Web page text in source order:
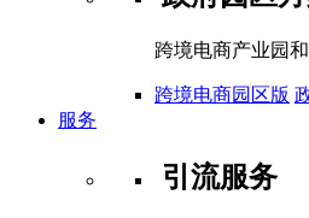
跨境电商产业园
跨境电商园区版
服务
引流服务